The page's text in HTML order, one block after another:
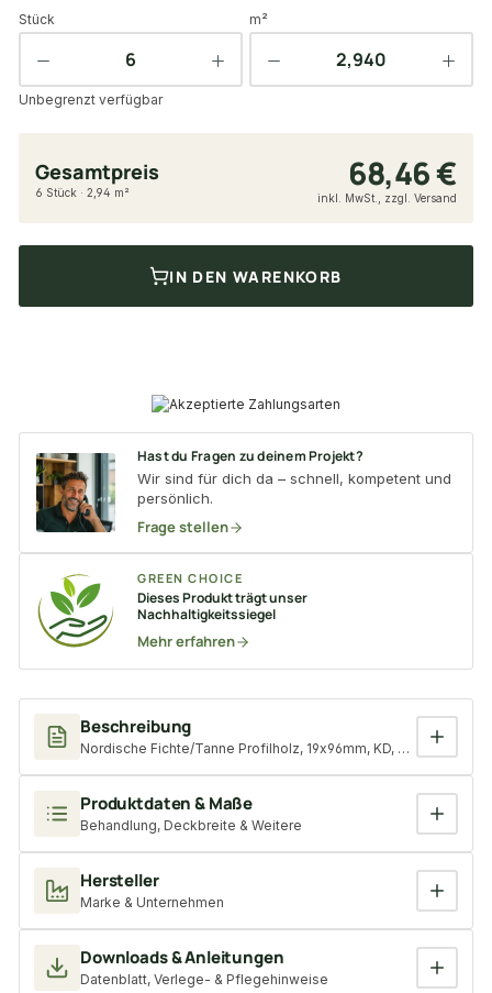
Beschreibung
Nordische Fichte/Tanne Profilholz, 19x96mm, KD, gehobelt,
Produktdaten & Maße
Behandlung, Deckbreite & Weitere
Hersteller
Marke & Unternehmen
Downloads & Anleitungen
Datenblatt, Verlege- & Pflegehinweise
Stück m²
Unbegrenzt verfügbar
Gesamtpreis 68,46 €
6 Stück · 2,94 m² inkl. MwSt., zzgl. Versand
IN DEN WARENKORB
Hast du Fragen zu deinem Projekt?
Wir sind für dich da – schnell, kompetent und
persönlich.
Frage stellen
GREEN CHOICE
Dieses Produkt trägt unser
Nachhaltigkeitssiegel
Mehr erfahren